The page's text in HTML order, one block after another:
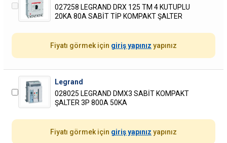
027258 LEGRAND DRX 125 TM 4 KUTUPLU
20KA 80A SABİT TİP KOMPAKT ŞALTER
Fiyatı görmek için giriş yapınız yapınız
Legrand
028025 LEGRAND DMX3 SABİT KOMPAKT
ŞALTER 3P 800A 50KA
Fiyatı görmek için giriş yapınız yapınız